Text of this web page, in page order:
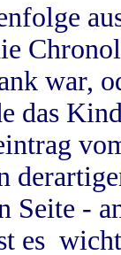
war,
das
Seite -
es